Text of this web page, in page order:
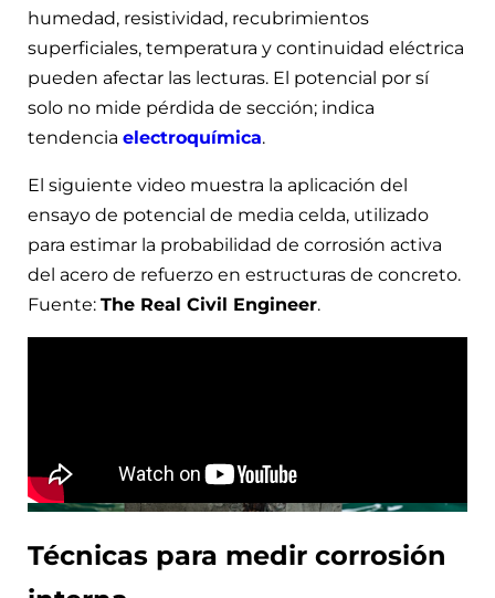
humedad, resistividad, recubrimientos
superficiales, temperatura y continuidad eléctrica
pueden afectar las lecturas. El potencial por sí
solo no mide pérdida de sección; indica
tendencia electroquímica.
El siguiente video muestra la aplicación del
ensayo de potencial de media celda, utilizado
para estimar la probabilidad de corrosión activa
del acero de refuerzo en estructuras de concreto.
Fuente: The Real Civil Engineer.
Técnicas para medir corrosión